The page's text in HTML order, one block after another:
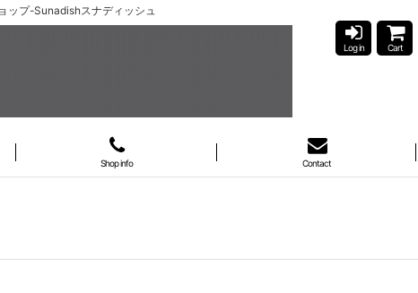
ップ-Sunadishスナディッシュ
Log in Cart
Shop info Contact